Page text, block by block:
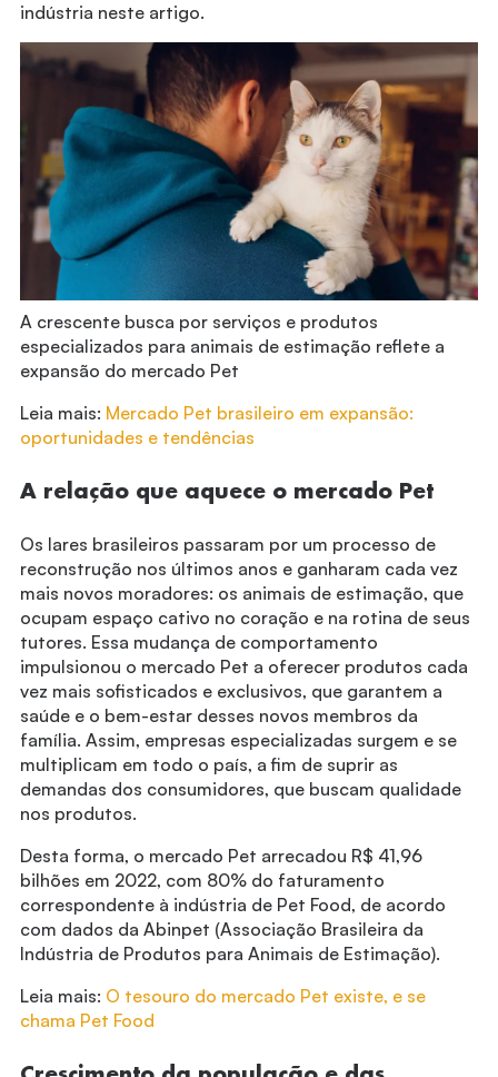
indústria neste artigo.
A crescente busca por serviços e produtos
especializados para animais de estimação reflete a
expansão do mercado Pet
Leia mais: Mercado Pet brasileiro em expansão:
oportunidades e tendências
A relação que aquece o mercado Pet
Os lares brasileiros passaram por um processo de
reconstrução nos últimos anos e ganharam cada vez
mais novos moradores: os animais de estimação, que
ocupam espaço cativo no coração e na rotina de seus
tutores. Essa mudança de comportamento
impulsionou o mercado Pet a oferecer produtos cada
vez mais sofisticados e exclusivos, que garantem a
saúde e o bem-estar desses novos membros da
família. Assim, empresas especializadas surgem e se
multiplicam em todo o país, a fim de suprir as
demandas dos consumidores, que buscam qualidade
nos produtos.
Desta forma, o mercado Pet arrecadou R$ 41,96
bilhões em 2022, com 80% do faturamento
correspondente à indústria de Pet Food, de acordo
com dados da Abinpet (Associação Brasileira da
Indústria de Produtos para Animais de Estimação).
Leia mais: O tesouro do mercado Pet existe, e se
chama Pet Food